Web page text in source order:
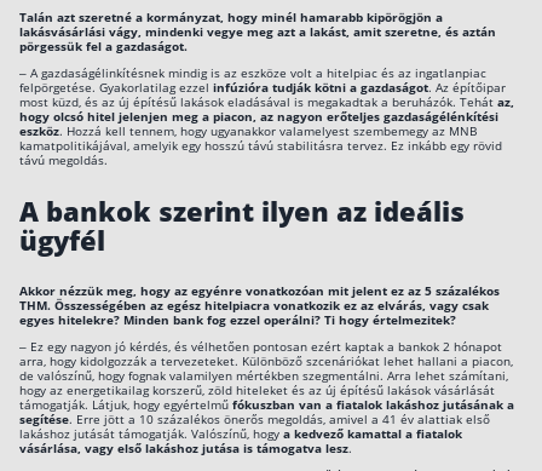
Talán azt szeretné a kormányzat, hogy minél hamarabb kipörögjön a
lakásvásárlási vágy, mindenki vegye meg azt a lakást, amit szeretne, és aztán
pörgessük fel a gazdaságot.
– A gazdaságélinkítésnek mindig is az eszköze volt a hitelpiac és az ingatlanpiac
felpörgetése. Gyakorlatilag ezzel infúzióra tudják kötni a gazdaságot. Az építőipar
most küzd, és az új építésű lakások eladásával is megakadtak a beruházók. Tehát az,
hogy olcsó hitel jelenjen meg a piacon, az nagyon erőteljes gazdaságélénkítési
eszköz. Hozzá kell tennem, hogy ugyanakkor valamelyest szembemegy az MNB
kamatpolitikájával, amelyik egy hosszú távú stabilitásra tervez. Ez inkább egy rövid
távú megoldás.
A bankok szerint ilyen az ideális
ügyfél
Akkor nézzük meg, hogy az egyénre vonatkozóan mit jelent ez az 5 százalékos
THM. Összességében az egész hitelpiacra vonatkozik ez az elvárás, vagy csak
egyes hitelekre? Minden bank fog ezzel operálni? Ti hogy értelmezitek?
– Ez egy nagyon jó kérdés, és vélhetően pontosan ezért kaptak a bankok 2 hónapot
arra, hogy kidolgozzák a tervezeteket. Különböző szcenáriókat lehet hallani a piacon,
de valószínű, hogy fognak valamilyen mértékben szegmentálni. Arra lehet számítani,
hogy az energetikailag korszerű, zöld hiteleket és az új építésű lakások vásárlását
támogatják. Látjuk, hogy egyértelmű fókuszban van a fiatalok lakáshoz jutásának a
segítése. Erre jött a 10 százalékos önerős megoldás, amivel a 41 év alattiak első
lakáshoz jutását támogatják. Valószínű, hogy a kedvező kamattal a fiatalok
vásárlása, vagy első lakáshoz jutása is támogatva lesz.